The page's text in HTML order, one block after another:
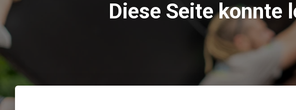
Diese Seite konnte